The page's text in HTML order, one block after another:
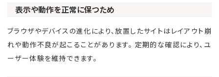
表示や動作を正常に保つため
ブラウザやデバイスの進化により、放置したサイトはレイアウト崩
れや動作不良が起こることがあります。 定期的な確認により、ユ
ーザー体験を維持できます。